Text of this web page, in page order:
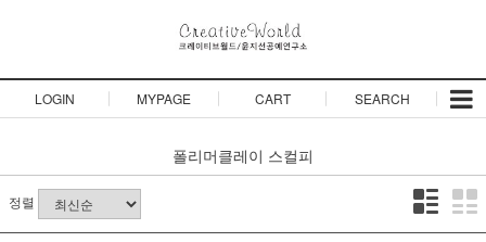
LOGIN MYPAGE CART SEARCH
폴리머클레이 스컬피
정렬